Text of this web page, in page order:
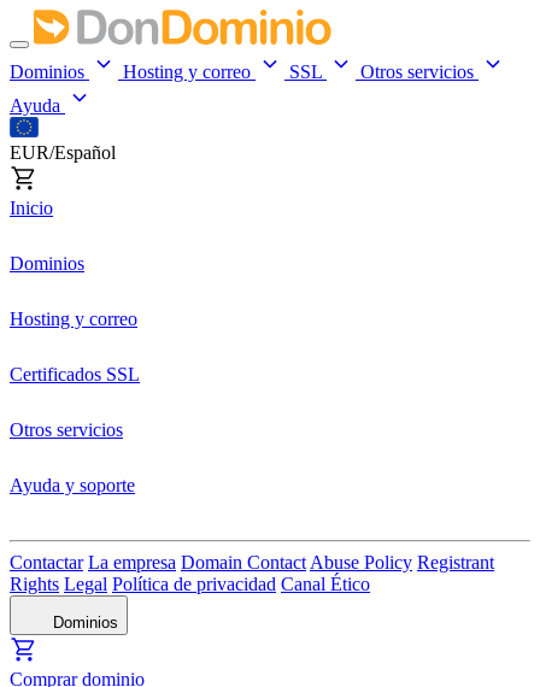
Dominios Hosting y correo SSL
Otros servicios
Ayuda
EUR/Español
Inicio
Dominios
Hosting y correo
Certificados SSL
Otros servicios
Ayuda y soporte
Contactar La empresa Domain Contact Abuse Policy Registrant
Rights Legal Política de privacidad Canal Ético
Dominios
Comprar dominio